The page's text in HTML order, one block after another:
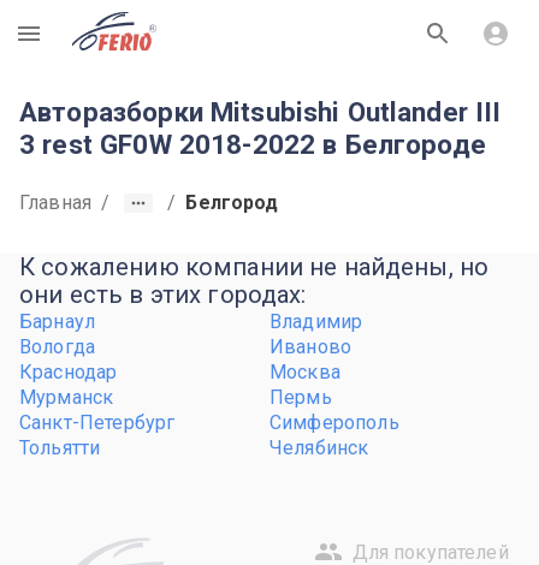
R
Авторазборки Mitsubishi Outlander III
3 rest GF0W 2018-2022 в Белгороде
Главная / / Белгород
К сожалению компании не найдены, но
они есть в этих городах:
Барнаул
Владимир
Вологда
Иваново
Краснодар
Москва
Мурманск
Пермь
Санкт-Петербург
Симферополь
Тольятти
Челябинск
Для покупателей